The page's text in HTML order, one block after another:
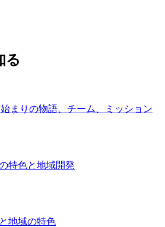
る
まりの物語、チーム、ミッション
特色と地域開発
地域の特色